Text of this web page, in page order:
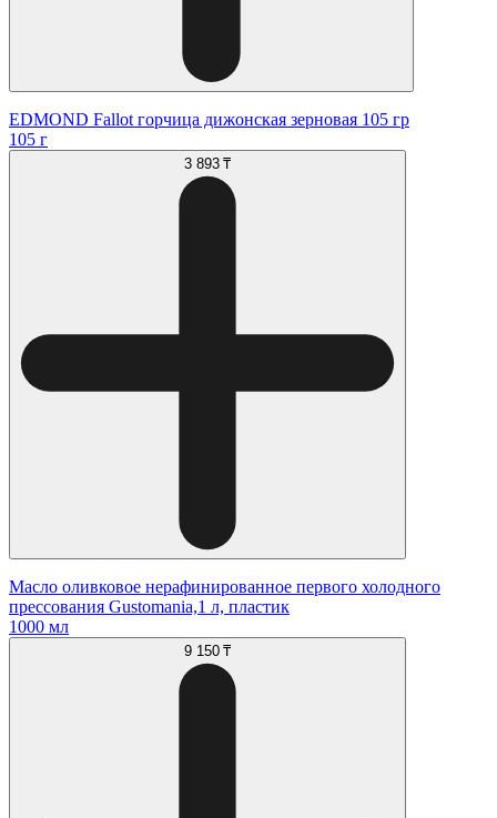
EDMOND Fallot горчица дижонская зерновая 105 гр
105 г
3 893 ₸
Масло оливковое нерафинированное первого холодного
прессования Gustomania,1 л, пластик
1000 мл
9 150 ₸